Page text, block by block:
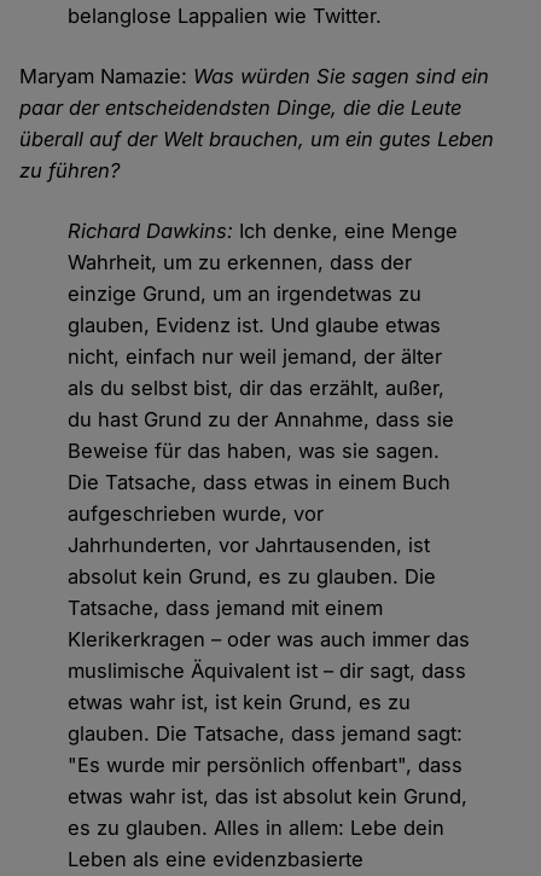
belanglose Lappalien wie Twitter.
Maryam Namazie: Was würden Sie sagen sind ein
paar der entscheidendsten Dinge, die die Leute
überall auf der Welt brauchen, um ein gutes Leben
zu führen?
Richard Dawkins: Ich denke, eine Menge
Wahrheit, um zu erkennen, dass der
einzige Grund, um an irgendetwas zu
glauben, Evidenz ist. Und glaube etwas
nicht, einfach nur weil jemand, der älter
als du selbst bist, dir das erzählt, außer,
du hast Grund zu der Annahme, dass sie
Beweise für das haben, was sie sagen.
Die Tatsache, dass etwas in einem Buch
aufgeschrieben wurde, vor
Jahrhunderten, vor Jahrtausenden, ist
absolut kein Grund, es zu glauben. Die
Tatsache, dass jemand mit einem
Klerikerkragen – oder was auch immer das
muslimische Äquivalent ist – dir sagt, dass
etwas wahr ist, ist kein Grund, es zu
glauben. Die Tatsache, dass jemand sagt:
"Es wurde mir persönlich offenbart", dass
etwas wahr ist, das ist absolut kein Grund,
es zu glauben. Alles in allem: Lebe dein
Leben als eine evidenzbasierte